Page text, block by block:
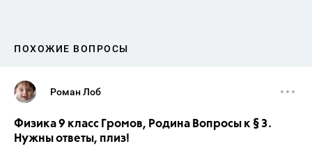
ПОХОЖИЕ ВОПРОСЫ
Роман Лоб
Физика 9 класс Громов, Родина Вопросы к § 3.
Нужны ответы, плиз!